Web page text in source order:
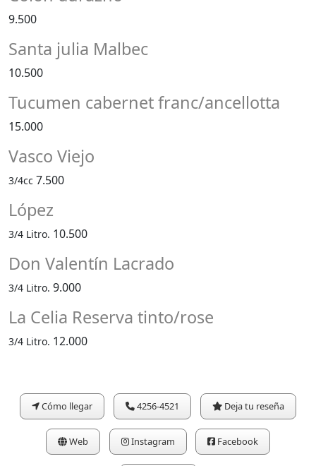
9.500
Santa julia Malbec
10.500
Tucumen cabernet franc/ancellotta
15.000
Vasco Viejo
3/4cc 7.500
López
3/4 Litro. 10.500
Don Valentín Lacrado
3/4 Litro. 9.000
La Celia Reserva tinto/rose
3/4 Litro. 12.000
Cómo llegar 4256-4521 Deja tu reseña
Web Instagram Facebook